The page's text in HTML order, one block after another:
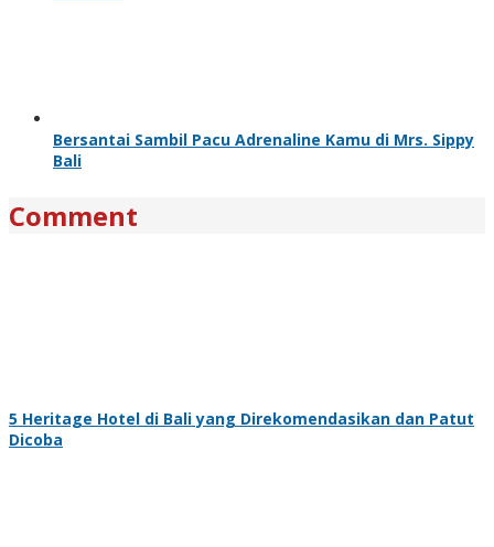
Bersantai Sambil Pacu Adrenaline Kamu di Mrs. Sippy
Bali
Comment
5 Heritage Hotel di Bali yang Direkomendasikan dan Patut
Dicoba